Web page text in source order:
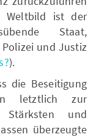
Weltbild ist der
Staat,
und Justiz
).
die Beseitigung
letztlich zur
Stärksten und
überzeugte